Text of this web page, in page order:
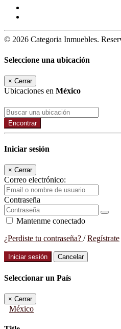
© 2026 Categoria Inmuebles.
Seleccione una ubicación
× Cerrar
Ubicaciones en México
Encontrar
Iniciar sesión
× Cerrar
Correo electrónico:
Contraseña
Mantenme conectado
¿Perdiste tu contraseña? /Regístrate
Iniciar sesión Cancelar
Seleccionar un País
× Cerrar
México